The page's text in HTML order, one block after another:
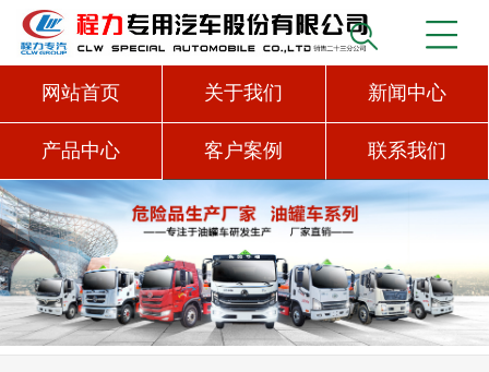
网站首页 关于我们 新闻中心
产品中心 客户案例 联系我们